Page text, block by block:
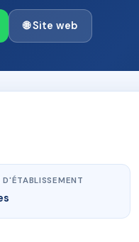
🌐 Site web
D'ÉTABLISSEMENT